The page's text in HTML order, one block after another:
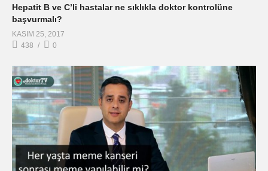
Hepatit B ve C’li hastalar ne sıklıkla doktor kontrolüne
başvurmalı?
KASIM 25, 2017
438
0